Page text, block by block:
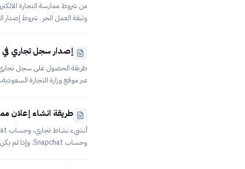
من شروط ممارسة التجارة
وثيقة العمل الحر . شروط
عليها.لا تضع وزارة الت
إصدار سجل تجاري في 180 ثانية لممارسة التجارة الالكترونية في المملكة
عبر موقع وزارة التجارة
الميلاد والجنس
طريقة انشاء إعلان